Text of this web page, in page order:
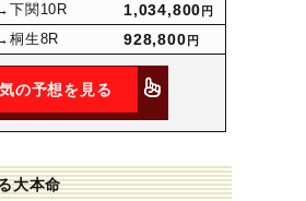
下関10R 1,034,800 円
桐生8R 928,800 円
の予想を見る
大本命